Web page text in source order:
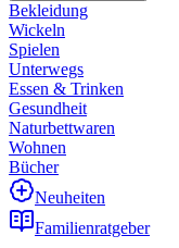
Bekleidung
Wickeln
Spielen
Unterwegs
Essen & Trinken
Gesundheit
Naturbettwaren
Wohnen
Bücher
Neuheiten
Familienratgeber